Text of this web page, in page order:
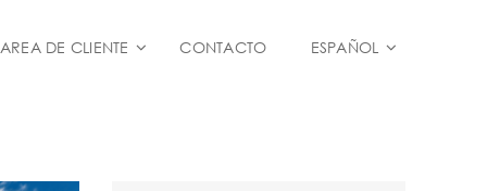
AREA DE CLIENTE CONTACTO ESPAÑOL